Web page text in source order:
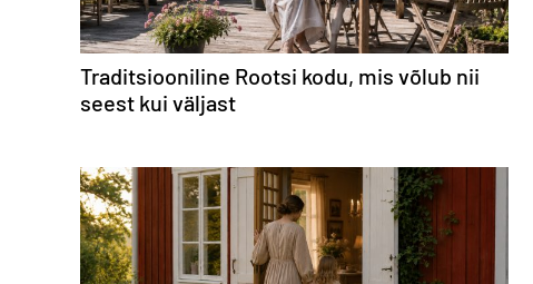
Traditsiooniline Rootsi kodu, mis võlub nii
seest kui väljast